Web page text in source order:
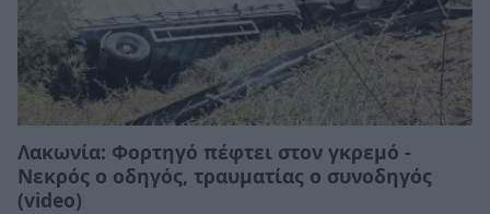
Λακωνία: Φορτηγό πέφτει στον γκρεμό -
Νεκρός ο οδηγός, τραυματίας ο συνοδηγός
(video)